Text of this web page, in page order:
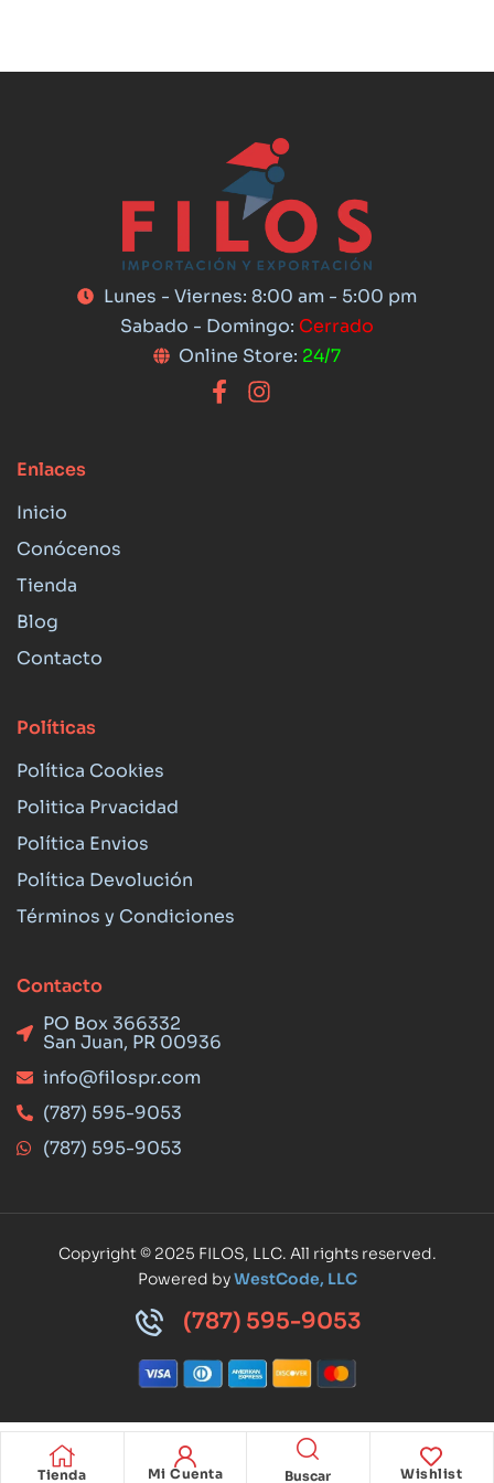
Tienda Mi Cuenta Wishlist
Lunes - Viernes: 8:00 am - 5:00 pm
Sabado - Domingo: Cerrado
Online Store: 24/7
Enlaces
Inicio
Conócenos
Tienda
Blog
Contacto
Políticas
Política Cookies
Politica Prvacidad
Política Envios
Política Devolución
Términos y Condiciones
Contacto
PO Box 366332
San Juan, PR 00936
info@filospr.com
(787) 595-9053
(787) 595-9053
Copyright © 2025 FILOS, LLC. All rights reserved.
Powered byWestCode, LLC
(787) 595-9053